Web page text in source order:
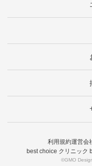
利用規約運営会
best choice クリニック
©GMO